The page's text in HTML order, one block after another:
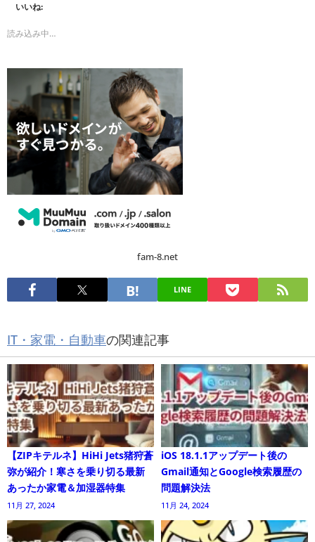
いいね:
読み込み中…
fam-8.net
LINE
IT・家電・自動車の関連記事
【ZIPキテルネ】HiHi Jets猪狩蒼
弥が紹介！寒さを乗り切る最新
あったか家電＆加湿器特集
11月 27, 2024
iOS 18.1.1アップデート後の
Gmail通知とGoogle検索履歴の
問題解決法
11月 24, 2024